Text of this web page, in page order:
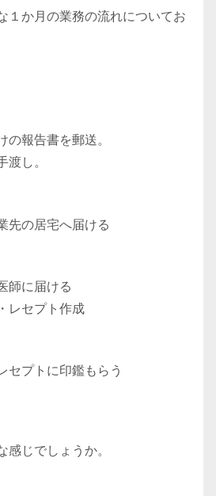
１か月の業務の流れについてお
の報告書を郵送。
渡し。
先の居宅へ届ける
師に届ける
レセプト作成
セプトに印鑑もらう
感じでしょうか。